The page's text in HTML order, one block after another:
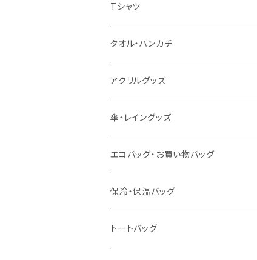
扇風機
うちわ
猛暑グッズ
冷感グッズ
Tシャツ
カスタムプリントTシャツ（国内プリント）
イージーオーダーTシャツ（海外生産）
タオル・ハンカチ
名入れタオル
今治タオル
泉州おくばりタオル
冷感タオル
ハンカチ
アクリルグッズ
キーホルダー
スタンド
バッジ
ライティングスタンド
傘・レイングッズ
傘
ポンチョ
エコバッグ・お買い物バッグ
ポリエステル
フェアトレードコットン
保冷・保温バッグ
キャンパス
トートバッグ